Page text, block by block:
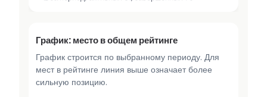
График: место в общем рейтинге
График строится по выбранному периоду. Для
мест в рейтинге линия выше означает более
сильную позицию.